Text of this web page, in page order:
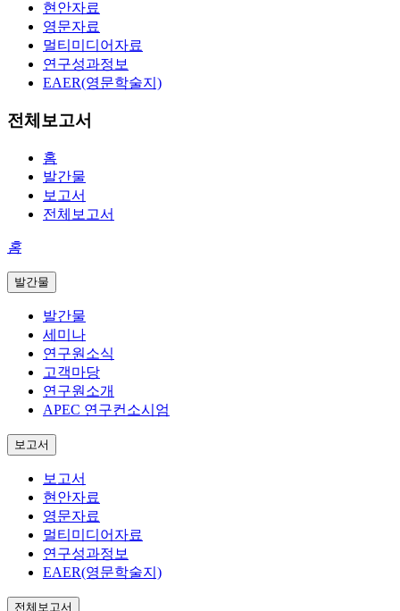
현안자료
영문자료
멀티미디어자료
연구성과정보
EAER(영문학술지)
전체보고서
홈
발간물
보고서
전체보고서
홈
발간물
발간물
세미나
연구원소식
고객마당
연구원소개
APEC 연구컨소시엄
보고서
보고서
현안자료
영문자료
멀티미디어자료
연구성과정보
EAER(영문학술지)
전체보고서